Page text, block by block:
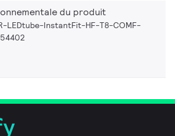
du produit
LEDtube-InstantFit-HF-T8-COMF-